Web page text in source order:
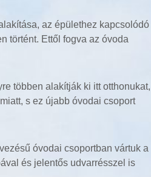
az épülethez kapcsolódó
történt. Ettől fogva az óvoda
többen alakítják ki itt
s ez újabb óvodai csoport
óvodai csoportban vártuk a
és jelentős udvarrésszel is